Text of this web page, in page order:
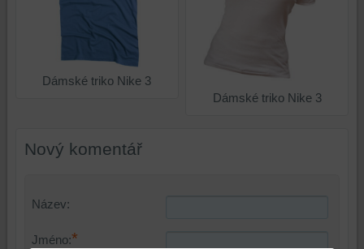
Dámské triko Nike 3
Dámské triko Nike 3
Nový komentář
Název:
Jméno:*